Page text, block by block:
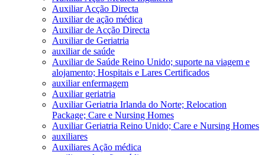
Auxiliar Acção Directa
Auxiliar de ação médica
Auxiliar de Acção Directa
Auxiliar de Geriatria
auxiliar de saúde
Auxiliar de Saúde Reino Unido; suporte na viagem e
alojamento; Hospitais e Lares Certificados
auxiliar enfermagem
Auxiliar geriatria
Auxiliar Geriatria Irlanda do Norte; Relocation
Package; Care e Nursing Homes
Auxiliar Geriatria Reino Unido; Care e Nursing Homes
auxiliares
Auxiliares Ação médica